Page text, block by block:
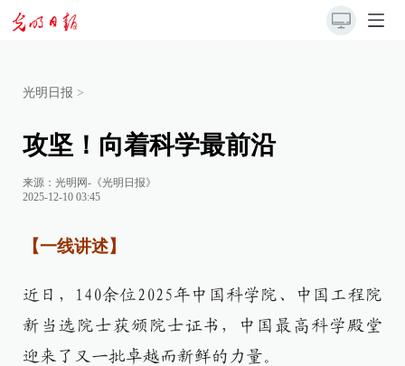
光明日报 >
攻坚！向着科学最前沿
来源： 光明网-《光明日报》
2025-12-10 03:45
【一线讲述】
近日，140余位2025年中国科学院、中国工程院
新当选院士获颁院士证书，中国最高科学殿堂
迎来了又一批卓越而新鲜的力量。